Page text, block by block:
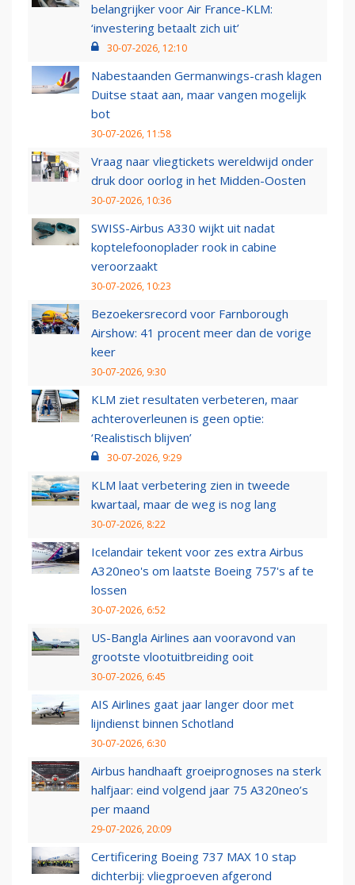
belangrijker voor Air France-KLM:
‘investering betaalt zich uit’
30-07-2026, 12:10
Nabestaanden Germanwings-crash klagen
Duitse staat aan, maar vangen mogelijk
bot
30-07-2026, 11:58
Vraag naar vliegtickets wereldwijd onder
druk door oorlog in het Midden-Oosten
30-07-2026, 10:36
SWISS-Airbus A330 wijkt uit nadat
koptelefoonoplader rook in cabine
veroorzaakt
30-07-2026, 10:23
Bezoekersrecord voor Farnborough
Airshow: 41 procent meer dan de vorige
keer
30-07-2026, 9:30
KLM ziet resultaten verbeteren, maar
achteroverleunen is geen optie:
‘Realistisch blijven’
30-07-2026, 9:29
KLM laat verbetering zien in tweede
kwartaal, maar de weg is nog lang
30-07-2026, 8:22
Icelandair tekent voor zes extra Airbus
A320neo's om laatste Boeing 757's af te
lossen
30-07-2026, 6:52
US-Bangla Airlines aan vooravond van
grootste vlootuitbreiding ooit
30-07-2026, 6:45
AIS Airlines gaat jaar langer door met
lijndienst binnen Schotland
30-07-2026, 6:30
Airbus handhaaft groeiprognoses na sterk
halfjaar: eind volgend jaar 75 A320neo’s
per maand
29-07-2026, 20:09
Certificering Boeing 737 MAX 10 stap
dichterbij: vliegproeven afgerond